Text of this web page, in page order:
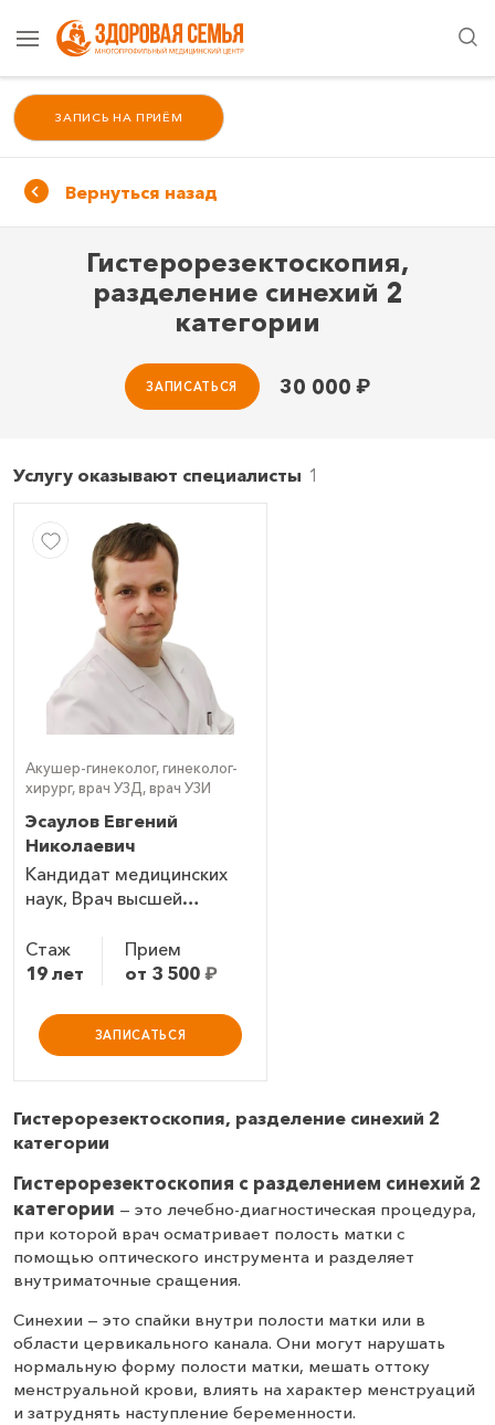
ЗАПИСЬ НА ПРИЁМ
Вернуться назад
Гистерорезектоскопия,
разделение синехий 2
категории
30 000 ₽
ЗАПИСАТЬСЯ
Услугу оказывают специалисты
Акушер-гинеколог, гинеколог-
хирург, врач УЗД, врач УЗИ
Эсаулов Евгений
Николаевич
Кандидат медицинских
наук, Врач высшей
Стаж
19 лет
Прием
от 3 500 ₽
ЗАПИСАТЬСЯ
Гистерорезектоскопия, разделение синехий 2
категории
Гистерорезектоскопия с разделением синехий 2
категории — это лечебно-диагностическая процедура,
при которой врач осматривает полость матки с
помощью оптического инструмента и разделяет
внутриматочные сращения.
Синехии — это спайки внутри полости матки или в
области цервикального канала. Они могут нарушать
нормальную форму полости матки, мешать оттоку
менструальной крови, влиять на характер менструаций
и затруднять наступление беременности.